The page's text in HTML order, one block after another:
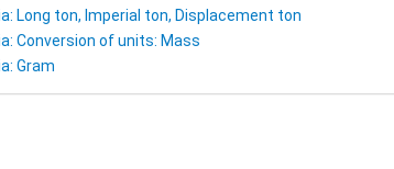
Long ton, Imperial ton, Displacement ton
Conversion of units: Mass
Gram